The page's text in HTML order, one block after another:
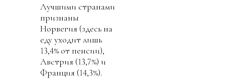
Лучшими странами
признаны
Норвегия (здесь на
еду уходит лишь
13,4% от пенсии),
Австрия (13,7%) и
Франция (14,3%).